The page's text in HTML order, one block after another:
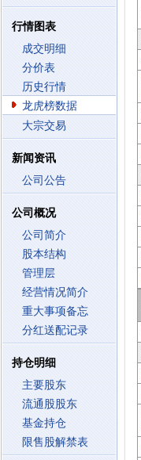
行情图表
成交明细
分价表
历史行情
龙虎榜数据
大宗交易
新闻资讯
公司公告
公司概况
公司简介
股本结构
管理层
经营情况简介
重大事项备忘
分红送配记录
持仓明细
主要股东
流通股股东
基金持仓
限售股解禁表